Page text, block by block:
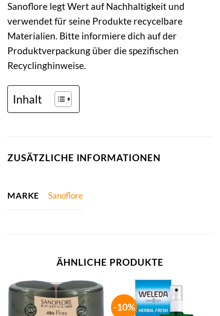
Sanoflore legt Wert auf Nachhaltigkeit und
verwendet für seine Produkte recycelbare
Materialien. Bitte informiere dich auf der
Produktverpackung über die spezifischen
Recyclinghinweise.
Inhalt
ZUSÄTZLICHE INFORMATIONEN
MARKE Sanoflore
ÄHNLICHE PRODUKTE
-10%